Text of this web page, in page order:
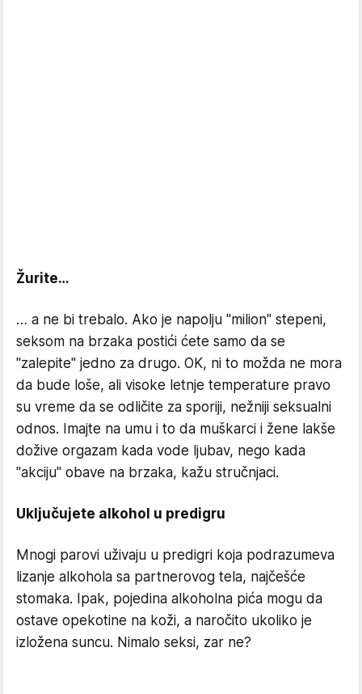
Žurite…
… a ne bi trebalo. Ako je napolju "milion" stepeni,
seksom na brzaka postići ćete samo da se
"zalepite" jedno za drugo. OK, ni to možda ne mora
da bude loše, ali visoke letnje temperature pravo
su vreme da se odličite za sporiji, nežniji seksualni
odnos. Imajte na umu i to da muškarci i žene lakše
dožive orgazam kada vode ljubav, nego kada
"akciju" obave na brzaka, kažu stručnjaci.
Uključujete alkohol u predigru
Mnogi parovi uživaju u predigri koja podrazumeva
lizanje alkohola sa partnerovog tela, najčešće
stomaka. Ipak, pojedina alkoholna pića mogu da
ostave opekotine na koži, a naročito ukoliko je
izložena suncu. Nimalo seksi, zar ne?